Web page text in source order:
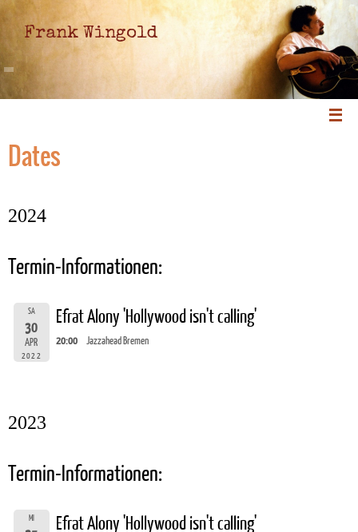
Frank Wingold
Dates
2024
Termin-Informationen:
SA
30
APR
2022
Efrat Alony 'Hollywood isn't calling'
20:00 Jazzahead Bremen
2023
Termin-Informationen:
MI Efrat Alony 'Hollywood isn't calling'